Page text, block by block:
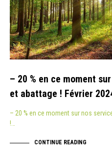
– 20 % en ce moment
et abattage ! Février
– 20 % en ce moment sur nos
!…
CONTINUE READING